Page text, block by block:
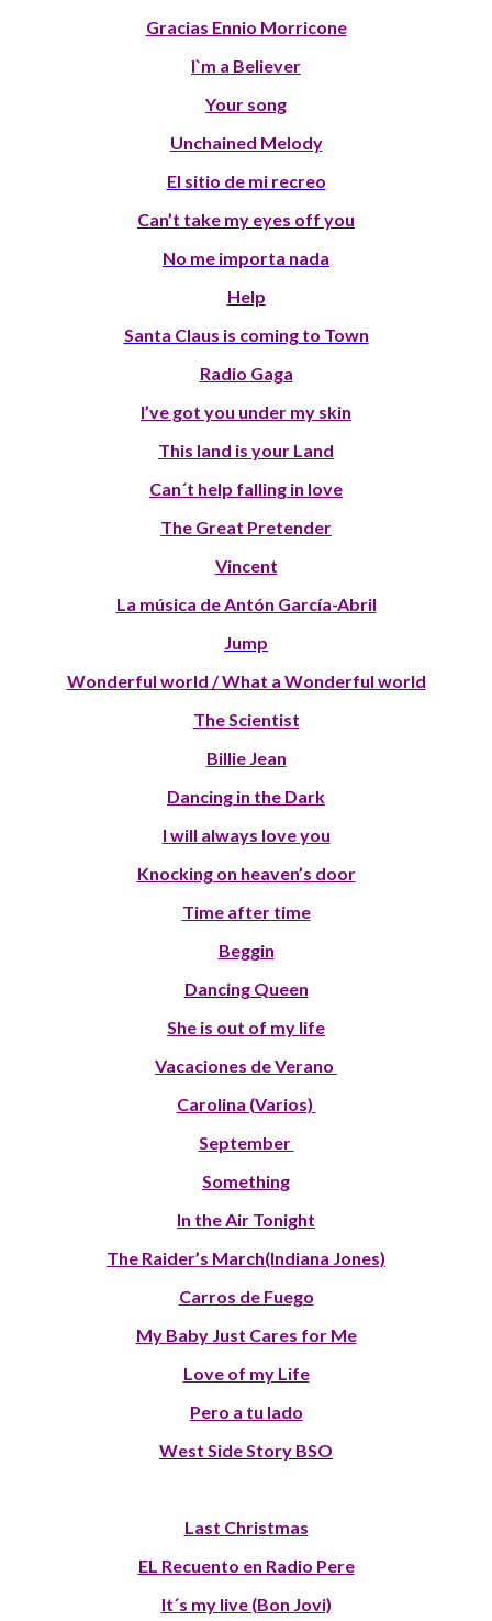
Gracias Ennio Morricone
I`m a Believer
Your song
Unchained Melody
El sitio de mi recreo
Can’t take my eyes off you
No me importa nada
Help
Santa Claus is coming to Town
Radio Gaga
I’ve got you under my skin
This land is your Land
Can´t help falling in love
The Great Pretender
Vincent
La música de Antón García-Abril
Jump
Wonderful world / What a Wonderful world
The Scientist
Billie Jean
Dancing in the Dark
I will always love you
Knocking on heaven’s door
Time after time
Beggin
Dancing Queen
She is out of my life
Vacaciones de Verano
Carolina (Varios)
September
Something
In the Air Tonight
The Raider’s March(Indiana Jones)
Carros de Fuego
My Baby Just Cares for Me
Love of my Life
Pero a tu lado
West Side Story BSO
Last Christmas
EL Recuento en Radio Pere
It´s my live (Bon Jovi)